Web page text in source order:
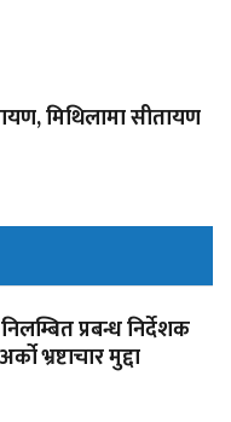
मिथिलामा सीतायण
प्रबन्ध निर्देशक
भ्रष्टाचार मुद्दा